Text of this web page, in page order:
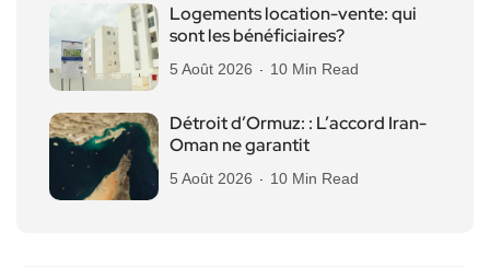
Logements location-vente: qui
sont les bénéficiaires?
5 Août 2026 10 Min Read
Détroit d’Ormuz: : L’accord Iran-
Oman ne garantit
5 Août 2026 10 Min Read